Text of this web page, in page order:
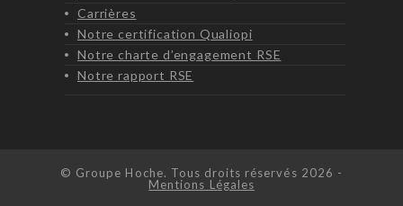
Carrières
Notre certification Qualiopi
Notre charte d’engagement RSE
Notre rapport RSE
© Groupe Hoche. Tous droits réservés 2026 -
Mentions Légales